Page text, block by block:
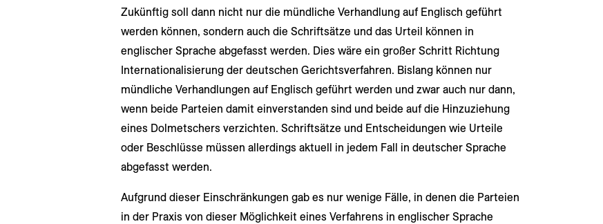
Zukünftig soll dann nicht nur die mündliche Verhandlung auf Englisch geführt
werden können, sondern auch die Schriftsätze und das Urteil können in
englischer Sprache abgefasst werden. Dies wäre ein großer Schritt Richtung
Internationalisierung der deutschen Gerichtsverfahren. Bislang können nur
mündliche Verhandlungen auf Englisch geführt werden und zwar auch nur dann,
wenn beide Parteien damit einverstanden sind und beide auf die Hinzuziehung
eines Dolmetschers verzichten. Schriftsätze und Entscheidungen wie Urteile
oder Beschlüsse müssen allerdings aktuell in jedem Fall in deutscher Sprache
abgefasst werden.
Aufgrund dieser Einschränkungen gab es nur wenige Fälle, in denen die Parteien
in der Praxis von dieser Möglichkeit eines Verfahrens in englischer Sprache